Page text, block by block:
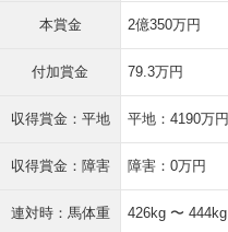
本賞金 2億350万円
付加賞金 79.3万円
収得賞金：平地 平地：4190万円
収得賞金：障害 障害：0万円
連対時：馬体重 426kg 〜 444kg